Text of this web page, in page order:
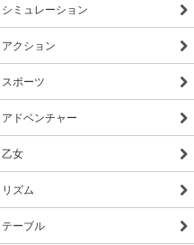
シミュレーション
アクション
スポーツ
アドベンチャー
乙女
リズム
テーブル